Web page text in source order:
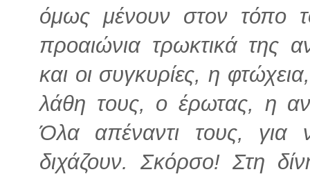
όμως μένουν στον τόπο
προαιώνια τρωκτικά της
και οι συγκυρίες, η
λάθη τους, ο έρωτας, η
Όλα απέναντι τους,
διχάζουν. Σκόρσο! Στη